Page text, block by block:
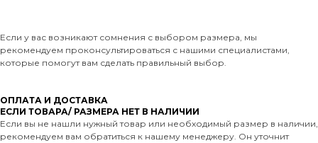
Если у вас возникают сомнения с выбором размера, мы
рекомендуем проконсультироваться с нашими специалистами,
которые помогут вам сделать правильный выбор.
ОПЛАТА И ДОСТАВКА
ЕСЛИ ТОВАРА/ РАЗМЕРА НЕТ В НАЛИЧИИ
Если вы не нашли нужный товар или необходимый размер в наличии,
рекомендуем вам обратиться к нашему менеджеру. Он уточнит